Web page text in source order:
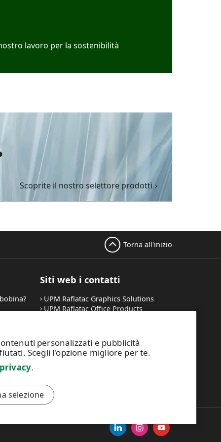
lavoro per la sostenibilità
Scoprite il nostro selettore prodotti
personalizzati e pubblicità
Scegli l'opzione migliore per te.
.
selezione
Torna all'inizio
Siti web i contatti
UPM Raflatac Graphics Solutions
UPM Raflatac Office Products